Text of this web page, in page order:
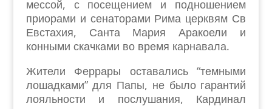
мессой, с посещением и подношением
приорами и сенаторами Рима церквям Св
Евстахия, Санта Мария Аракоели и
конными скачками во время карнавала.
Жители Феррары оставались “темными
лошадками” для Папы, не было гарантий
лояльности и послушания, Кардинал